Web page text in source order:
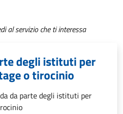
al servizio che ti interessa
degli istituti per
o tirocinio
da parte degli istituti per